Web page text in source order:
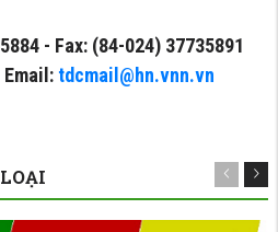
- Fax: (84-024) 37735891
Email:tdcmail@hn.vnn.vn